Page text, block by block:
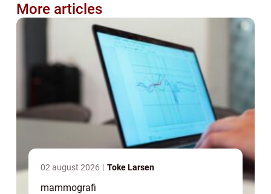
More articles
02 august 2026 Toke Larsen
mammografi